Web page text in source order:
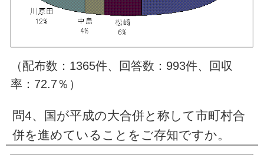
（配布数：1365件、回答数：993件、回収
率：72.7％）
問4、国が平成の大合併と称して市町村合
併を進めていることをご存知ですか。